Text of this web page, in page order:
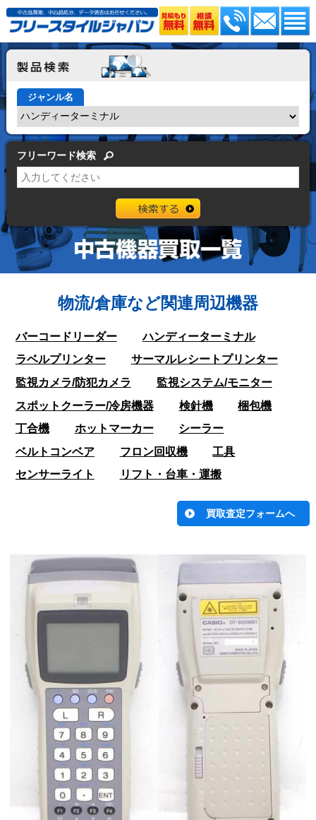
ジャンル名
フリーワード検索
物流/倉庫など関連周辺機器
バーコードリーダー
ハンディーターミナル
ラベルプリンター
サーマルレシートプリンター
監視カメラ/防犯カメラ
監視システム/モニター
スポットクーラー/冷房機器
検針機
梱包機
丁合機
ホットマーカー
シーラー
ベルトコンベア
フロン回収機
工具
センサーライト
リフト・台車・運搬